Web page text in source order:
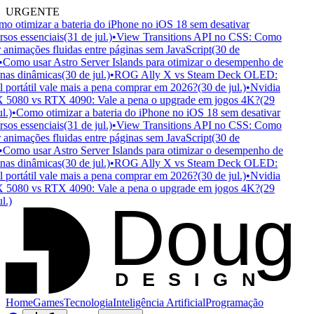
URGENTE
otimizar a bateria do iPhone no iOS 18 sem desativar
essenciais(31 de jul.)•View Transitions API no CSS: Como
fluidas entre páginas sem JavaScript(30 de
usar Astro Server Islands para otimizar o desempenho de
dinâmicas(30 de jul.)•ROG Ally X vs Steam Deck OLED:
vale mais a pena comprar em 2026?(30 de jul.)•Nvidia
vs RTX 4090: Vale a pena o upgrade em jogos 4K?(29
•Como otimizar a bateria do iPhone no iOS 18 sem desativar
essenciais(31 de jul.)•View Transitions API no CSS: Como
fluidas entre páginas sem JavaScript(30 de
usar Astro Server Islands para otimizar o desempenho de
dinâmicas(30 de jul.)•ROG Ally X vs Steam Deck OLED:
vale mais a pena comprar em 2026?(30 de jul.)•Nvidia
vs RTX 4090: Vale a pena o upgrade em jogos 4K?(29
D ESIGN
Doug
HomeGamesTecnologiaInteligência ArtificialProgramação